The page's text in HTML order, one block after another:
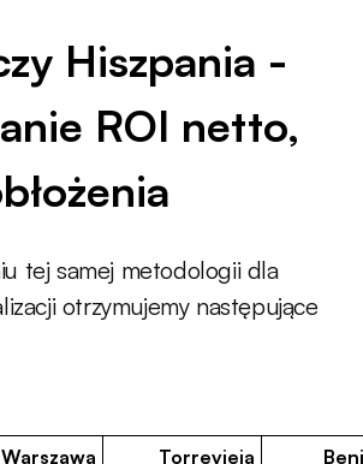
Hiszpania -
ROI netto,
tej samej metodologii dla
otrzymujemy następujące
Warszawa Torrevieja